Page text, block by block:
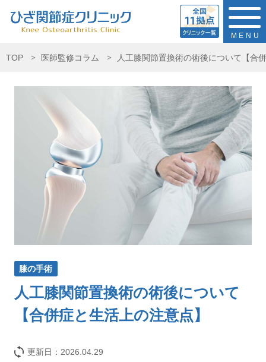
MENU
TOP 医師監修コラム 人工膝関節置換術の術後について【合
膝の手術
人工膝関節置換術の術後について
【合併症と生活上の注意点】
更新日： 2026.04.29